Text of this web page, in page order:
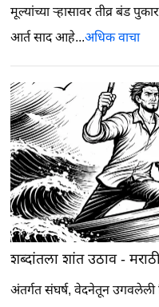
मूल्यांच्या ऱ्हासावर तीव्र बंड
आर्त साद आहे...अधिक वाचा
शब्दांतला शांत उठाव -
अंतर्गत संघर्ष, वेदनेतून उगवलेली